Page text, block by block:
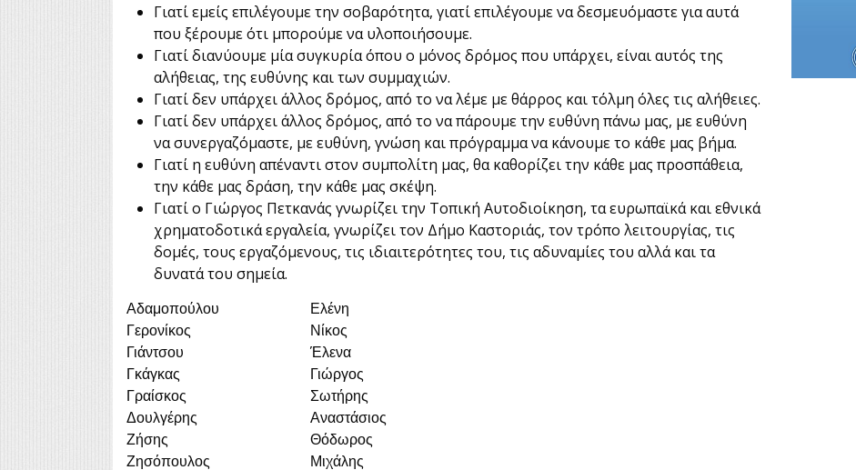
Γιατί εμείς επιλέγουμε την σοβαρότητα, γιατί επιλέγουμε να δεσμευόμαστε για αυτά
που ξέρουμε ότι μπορούμε να υλοποιήσουμε.
Γιατί διανύουμε μία συγκυρία όπου ο μόνος δρόμος που υπάρχει, είναι αυτός της
αλήθειας, της ευθύνης και των συμμαχιών.
Γιατί δεν υπάρχει άλλος δρόμος, από το να λέμε με θάρρος και τόλμη όλες τις αλήθειες.
Γιατί δεν υπάρχει άλλος δρόμος, από το να πάρουμε την ευθύνη πάνω μας, με ευθύνη
να συνεργαζόμαστε, με ευθύνη, γνώση και πρόγραμμα να κάνουμε το κάθε μας βήμα.
Γιατί η ευθύνη απέναντι στον συμπολίτη μας, θα καθορίζει την κάθε μας προσπάθεια,
την κάθε μας δράση, την κάθε μας σκέψη.
Γιατί ο Γιώργος Πετκανάς γνωρίζει την Τοπική Αυτοδιοίκηση, τα ευρωπαϊκά και εθνικά
χρηματοδοτικά εργαλεία, γνωρίζει τον Δήμο Καστοριάς, τον τρόπο λειτουργίας, τις
δομές, τους εργαζόμενους, τις ιδιαιτερότητες του, τις αδυναμίες του αλλά και τα
δυνατά του σημεία.
Αδαμοπούλου
Ελένη
Γερονίκος
Νίκος
Γιάντσου
Έλενα
Γκάγκας
Γιώργος
Γραίσκος
Σωτήρης
Δουλγέρης
Αναστάσιος
Ζήσης
Θόδωρος
Ζησόπουλος
Μιχάλης